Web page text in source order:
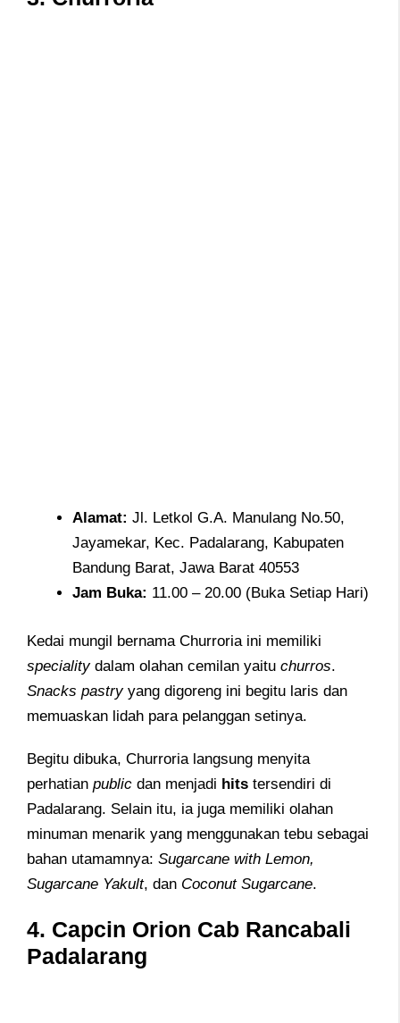
Alamat: Jl. Letkol G.A. Manulang No.50,
Jayamekar, Kec. Padalarang, Kabupaten
Bandung Barat, Jawa Barat 40553
Jam Buka: 11.00 – 20.00 (Buka Setiap Hari)
Kedai mungil bernama Churroria ini memiliki
specialitydalam olahan cemilan yaitu churros.
Snacks pastryyang digoreng ini begitu laris dan
memuaskan lidah para pelanggan setinya.
Begitu dibuka, Churroria langsung menyita
perhatian public dan menjadi hits tersendiri di
Padalarang. Selain itu, ia juga memiliki olahan
minuman menarik yang menggunakan tebu sebagai
bahan utamamnya: Sugarcane with Lemon,
Sugarcane Yakult, dan Coconut Sugarcane.
4. Capcin Orion Cab Rancabali
Padalarang